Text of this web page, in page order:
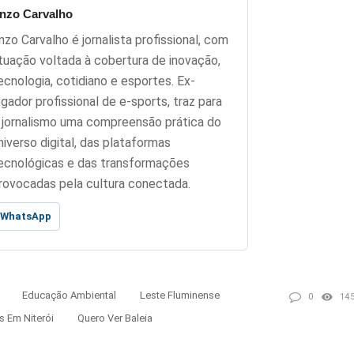
Carvalho
Carvalho é jornalista profissional, com
voltada à cobertura de inovação,
cotidiano e esportes. Ex-
profissional de e-sports, traz para
uma compreensão prática do
digital, das plataformas
e das transformações
pela cultura conectada.
WhatsApp
Educação Ambiental
Leste Fluminense
Em Niterói
Quero Ver Baleia
0 145